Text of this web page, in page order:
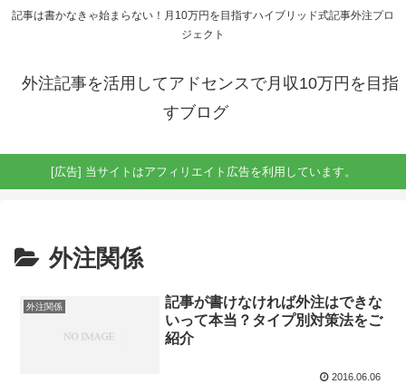
記事は書かなきゃ始まらない！月10万円を目指すハイブリッド式記事外注プロ
ジェクト
外注記事を活用してアドセンスで月収10万円を目指
すブログ
[広告] 当サイトはアフィリエイト広告を利用しています。
外注関係
外注関係
記事が書けなければ外注はできな
いって本当？タイプ別対策法をご
紹介
2016.06.06